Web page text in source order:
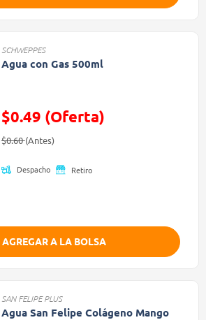
SCHWEPPES
Agua con Gas 500ml
$0.49 (Oferta)
Precio reducido de
$0.60(Antes)(Oferta)
Despacho Retiro
AGREGAR A LA BOLSA
SAN FELIPE PLUS
Agua San Felipe Colágeno Mango